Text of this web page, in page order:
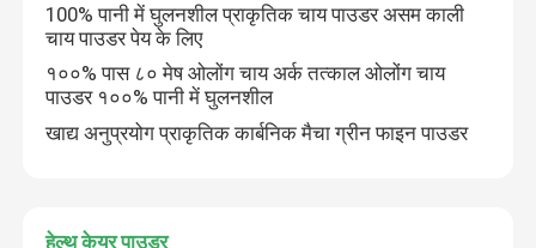
100% पानी में घुलनशील प्राकृतिक चाय पाउडर असम काली
चाय पाउडर पेय के लिए
१००% पास ८० मेष ओलोंग चाय अर्क तत्काल ओलोंग चाय
पाउडर १००% पानी में घुलनशील
खाद्य अनुप्रयोग प्राकृतिक कार्बनिक मैचा ग्रीन फाइन पाउडर
हेल्थ केयर पाउडर